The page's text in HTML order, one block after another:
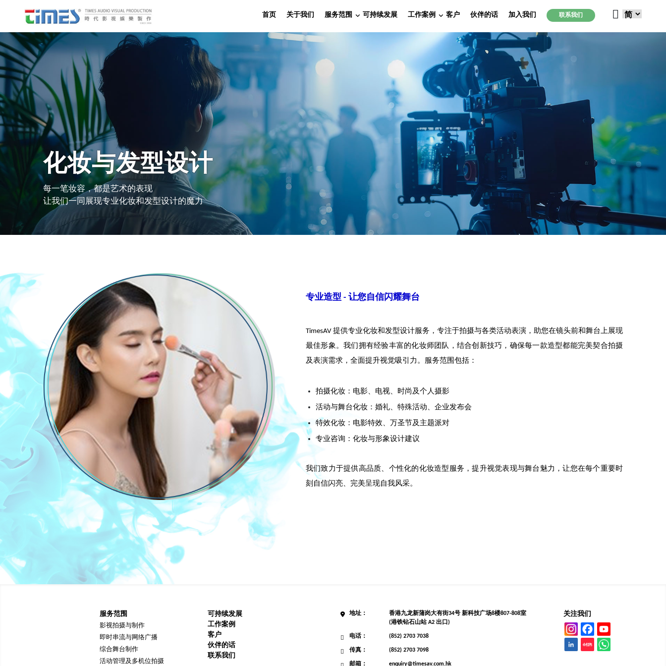
首页 关于我们 服务范围 可持续发展 工作案例 客户 伙伴的话 加入我们 联系我们
化妆与发型设计
每一笔妆容，都是艺术的表现
让我们一同展现专业化妆和发型设计的魔力
专业造型 - 让您自信闪耀舞台
TimesAV 提供专业化妆和发型设计服务，专注于拍摄与各类活动表演，助您在镜头前和舞台上展现
最佳形象。我们拥有经验丰富的化妆师团队，结合创新技巧，确保每一款造型都能完美契合拍摄
及表演需求，全面提升视觉吸引力。服务范围包括：
拍摄化妆：电影、电视、时尚及个人摄影
活动与舞台化妆：婚礼、特殊活动、企业发布会
特效化妆：电影特效、万圣节及主题派对
专业咨询：化妆与形象设计建议
我们致力于提供高品质、个性化的化妆造型服务，提升视觉表现与舞台魅力，让您在每个重要时
刻自信闪亮、完美呈现自我风采。
服务范围
影视拍摄与制作
即时串流与网络广播
综合舞台制作
活动管理及多机位拍摄
可持续发展
工作案例
客户
伙伴的话
联系我们
地址：
香港九龙新蒲岗大有街34号 新科技广场8楼807-808室
(港铁钻石山站 A2 出口)
电话： (852) 2703 7038
传真： (852) 2703 7098
邮箱： enquiry@timesav.com.hk
关注我们